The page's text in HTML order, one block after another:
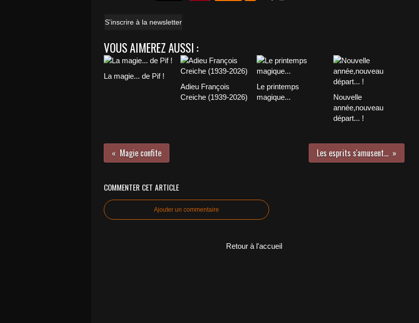
S'inscrire à la newsletter
VOUS AIMEREZ AUSSI :
La magie... de Pif !
Adieu François
Creiche (1939-2026)
Le printemps
magique...
Nouvelle
année,nouveau
départ... !
Magie confite Les esprits s'amusent...
COMMENTER CET ARTICLE
Ajouter un commentaire
Retour à l'accueil